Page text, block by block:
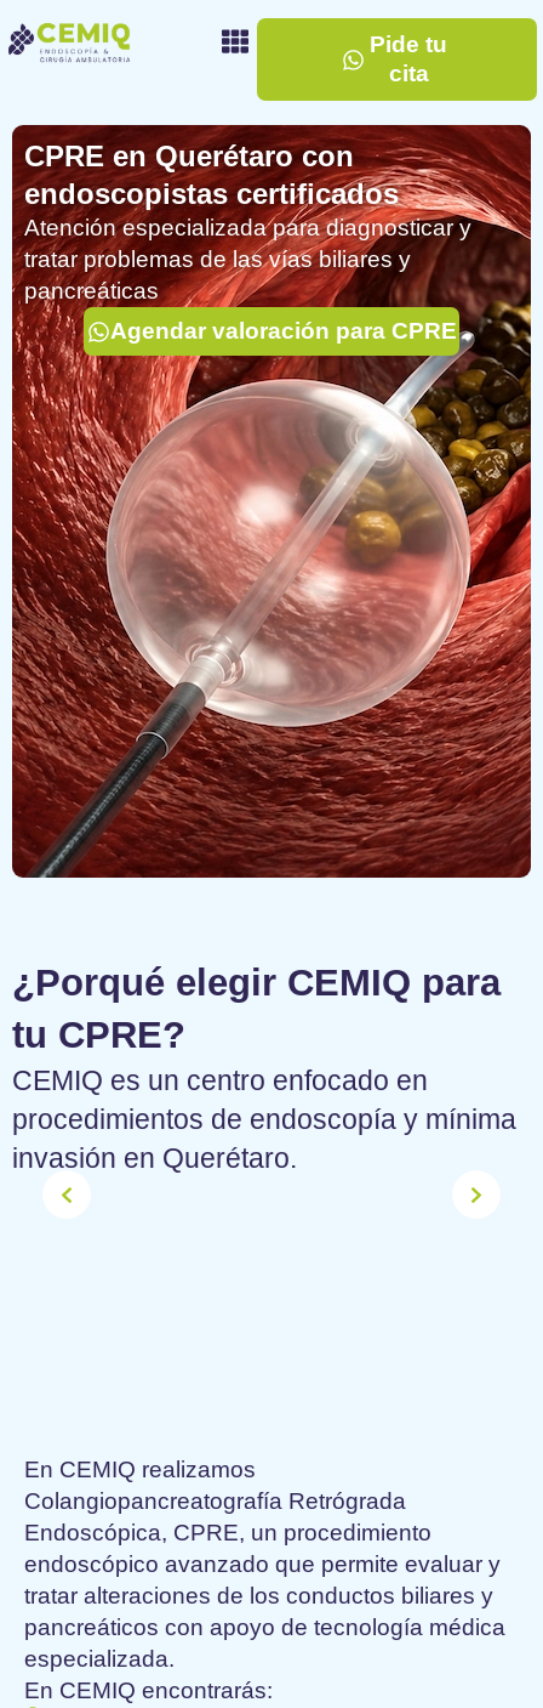
Pide tu
cita
CPRE en Querétaro con
endoscopistas certificados
Atención especializada para diagnosticar y
tratar problemas de las vías biliares y
pancreáticas
Agendar valoración para CPRE
¿Porqué elegir CEMIQ para
tu CPRE?
CEMIQ es un centro enfocado en
procedimientos de endoscopía y mínima
invasión en Querétaro.
En CEMIQ realizamos
Colangiopancreatografía Retrógrada
Endoscópica, CPRE, un procedimiento
endoscópico avanzado que permite evaluar y
tratar alteraciones de los conductos biliares y
pancreáticos con apoyo de tecnología médica
especializada.
En CEMIQ encontrarás: